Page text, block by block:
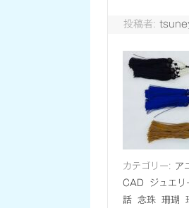
投稿者:
カテゴリー: ア
CAD
ジュエリ
話
念珠 珊瑚